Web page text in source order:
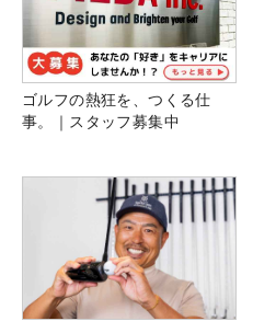
ゴルフの熱狂を、つくる仕
事。｜スタッフ募集中